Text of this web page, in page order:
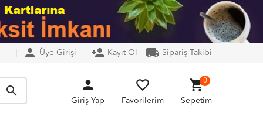
person Üye Girişi person_add Kayıt Ol local_shipping Sipariş Takibi
search person
Giriş Yap
favorite_border
Favorilerim
shopping_cart0
Sepetim